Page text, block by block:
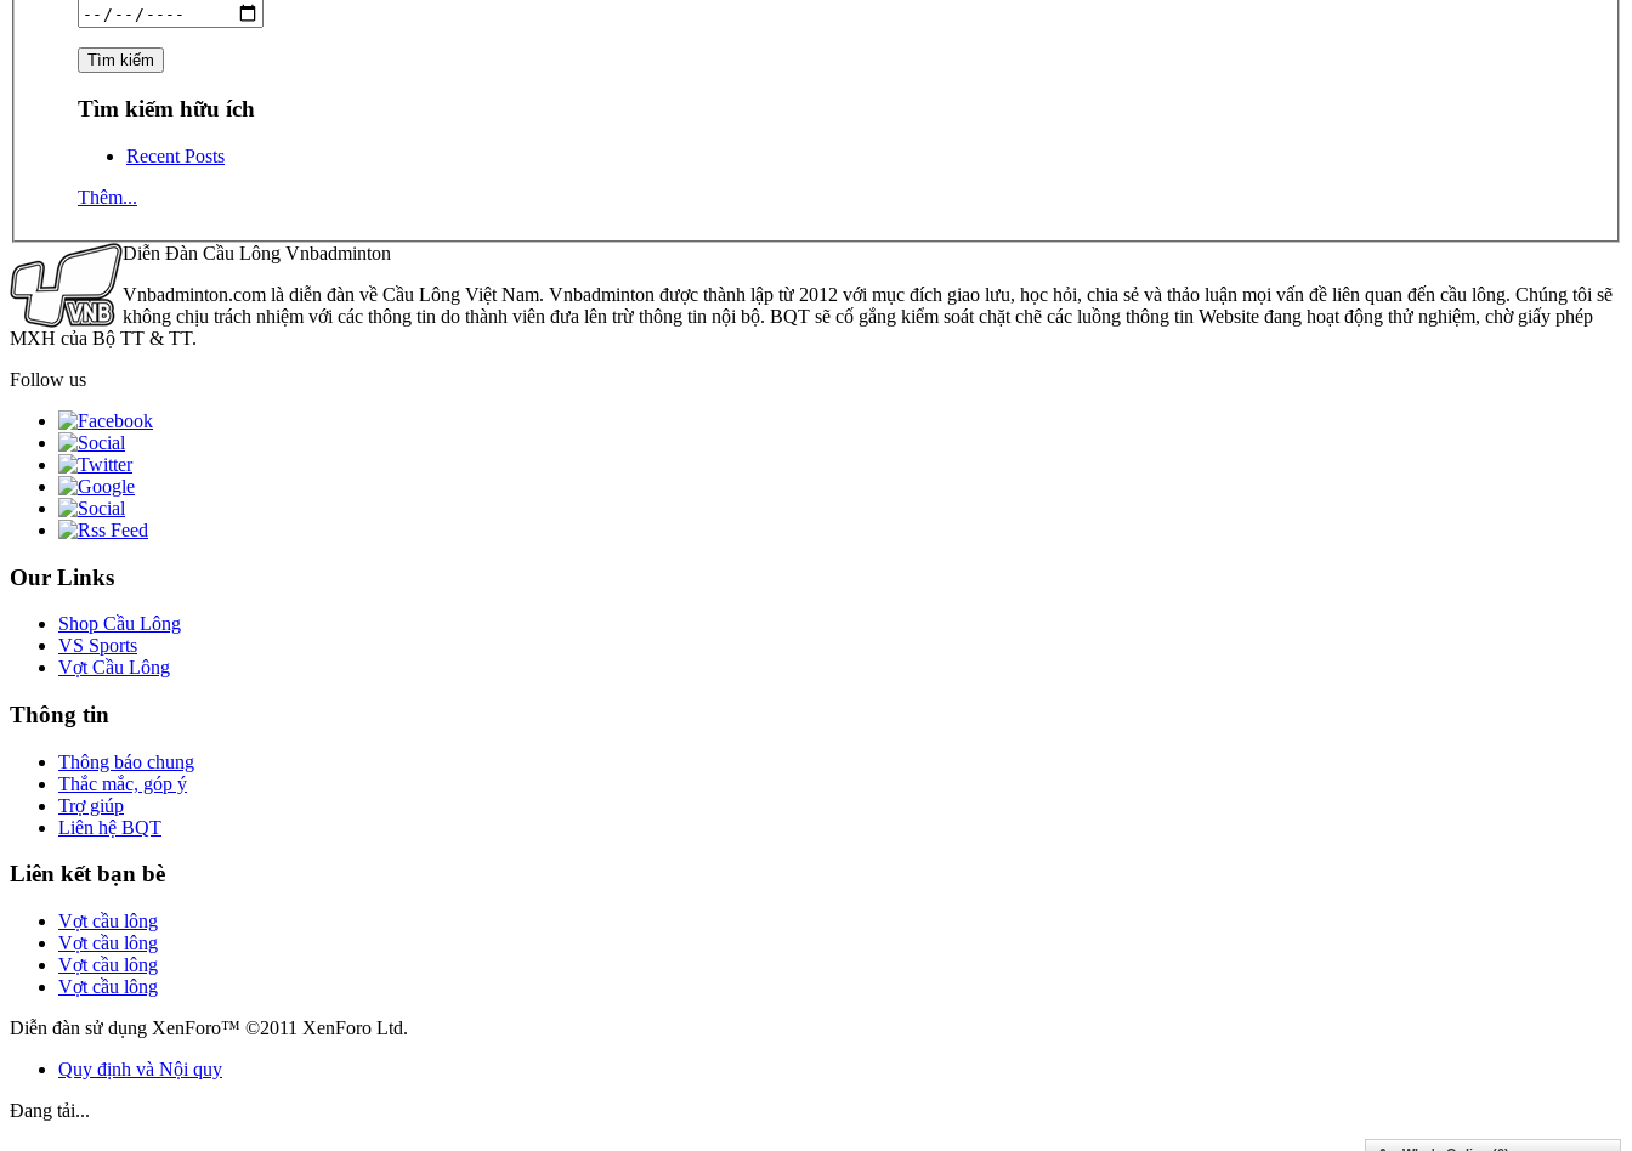
Tìm kiếm hữu ích
Recent Posts
Thêm...
Diễn Đàn Cầu Lông Vnbadminton
Vnbadminton.com là diễn đàn về Cầu Lông Việt Nam. Vnbadminton được thành lập từ 2012 với mục đích giao lưu, học hỏi, chia sẻ và thảo luận mọi vấn đề liên quan đến cầu lông. Chúng tôi sẽ
không chịu trách nhiệm với các thông tin do thành viên đưa lên trừ thông tin nội bộ. BQT sẽ cố gắng kiểm soát chặt chẽ các luồng thông tin Website đang hoạt động thử nghiệm, chờ giấy phép
MXH của Bộ TT & TT.
Follow us
Our Links
Shop Cầu Lông
VS Sports
Vợt Cầu Lông
Thông tin
Thông báo chung
Thắc mắc, góp ý
Trợ giúp
Liên hệ BQT
Liên kết bạn bè
Vợt cầu lông
Vợt cầu lông
Vợt cầu lông
Vợt cầu lông
Diễn đàn sử dụng XenForo™ ©2011 XenForo Ltd.
Quy định và Nội quy
Đang tải...